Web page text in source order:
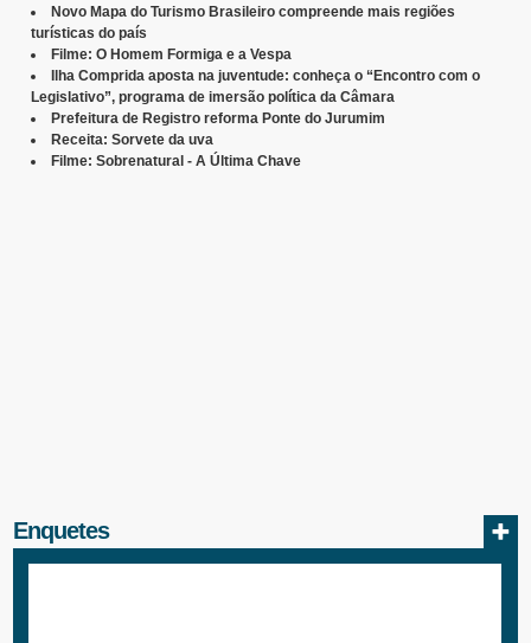
Novo Mapa do Turismo Brasileiro compreende mais regiões
turísticas do país
Filme: O Homem Formiga e a Vespa
Ilha Comprida aposta na juventude: conheça o “Encontro com o
Legislativo”, programa de imersão política da Câmara
Prefeitura de Registro reforma Ponte do Jurumim
Receita: Sorvete da uva
Filme: Sobrenatural - A Última Chave
Enquetes